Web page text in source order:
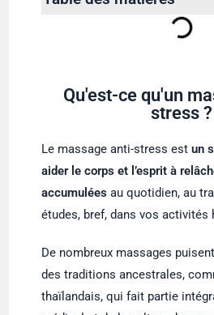
Qu'est-ce qu'un
stress ?
Le massage anti-stress estun
aider le corps et l’esprit à
accumulées au quotidien, au
études, bref, dans vos activités
De nombreux massages
des traditions ancestrales,
thaïlandais, qui fait partie